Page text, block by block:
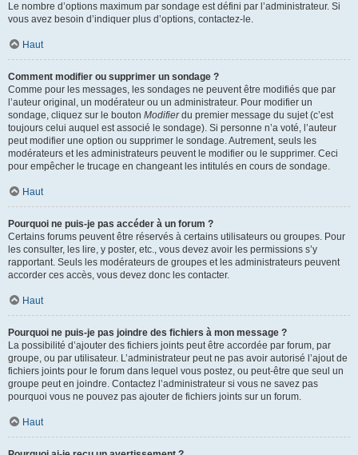
Le nombre d’options maximum par sondage est défini par l’administrateur. Si
vous avez besoin d’indiquer plus d’options, contactez-le.
Haut
Comment modifier ou supprimer un sondage ?
Comme pour les messages, les sondages ne peuvent être modifiés que par
l’auteur original, un modérateur ou un administrateur. Pour modifier un
sondage, cliquez sur le bouton Modifierdu premier message du sujet (c’est
toujours celui auquel est associé le sondage). Si personne n’a voté, l’auteur
peut modifier une option ou supprimer le sondage. Autrement, seuls les
modérateurs et les administrateurs peuvent le modifier ou le supprimer. Ceci
pour empêcher le trucage en changeant les intitulés en cours de sondage.
Haut
Pourquoi ne puis-je pas accéder à un forum ?
Certains forums peuvent être réservés à certains utilisateurs ou groupes. Pour
les consulter, les lire, y poster, etc., vous devez avoir les permissions s’y
rapportant. Seuls les modérateurs de groupes et les administrateurs peuvent
accorder ces accès, vous devez donc les contacter.
Haut
Pourquoi ne puis-je pas joindre des fichiers à mon message ?
La possibilité d’ajouter des fichiers joints peut être accordée par forum, par
groupe, ou par utilisateur. L’administrateur peut ne pas avoir autorisé l’ajout de
fichiers joints pour le forum dans lequel vous postez, ou peut-être que seul un
groupe peut en joindre. Contactez l’administrateur si vous ne savez pas
pourquoi vous ne pouvez pas ajouter de fichiers joints sur un forum.
Haut